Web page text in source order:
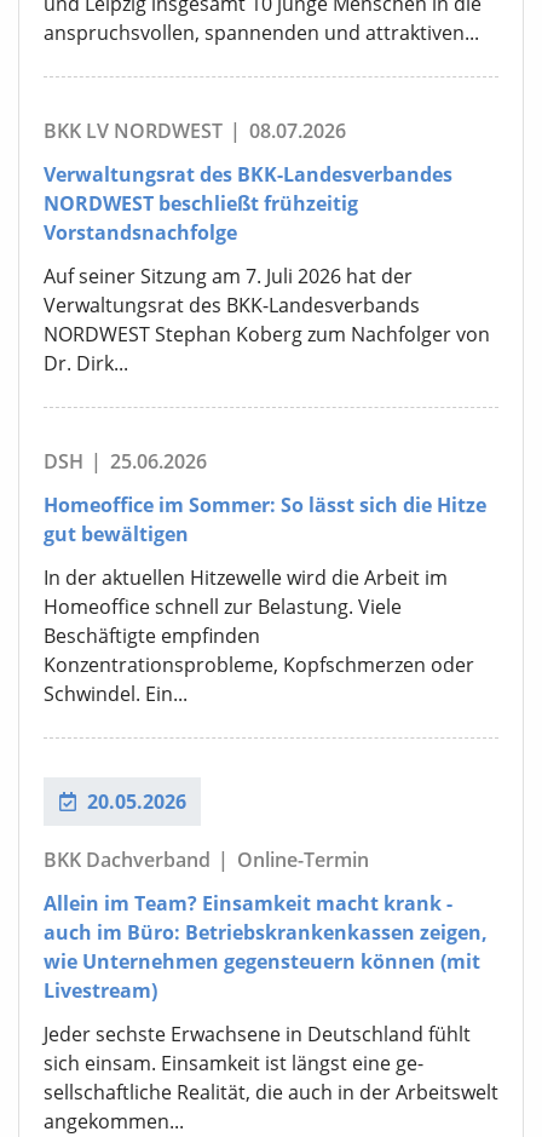
anspruchsvollen, spannenden und attraktiven...
BKK LV NORDWEST | 08.07.2026
Verwaltungsrat des BKK-Landesverbandes
NORDWEST beschließt frühzeitig
Vorstandsnachfolge
Auf seiner Sitzung am 7. Juli 2026 hat der
Verwaltungsrat des BKK-Landesverbands
NORDWEST Stephan Koberg zum Nachfolger von
Dr. Dirk...
DSH | 25.06.2026
Homeoffice im Sommer: So lässt sich die Hitze
gut bewältigen
In der aktuellen Hitzewelle wird die Arbeit im
Homeoffice schnell zur Belastung. Viele
Beschäftigte empfinden
Konzentrationsprobleme, Kopfschmerzen oder
Schwindel. Ein...
20.05.2026
BKK Dachverband | Online-Termin
Allein im Team? Einsamkeit macht krank -
auch im Büro: Betriebskrankenkassen zeigen,
wie Unternehmen gegensteuern können (mit
Livestream)
Jeder sechste Erwachsene in Deutschland fühlt
sich einsam. Einsamkeit ist längst eine ge-
sellschaftliche Realität, die auch in der Arbeitswelt
angekommen...